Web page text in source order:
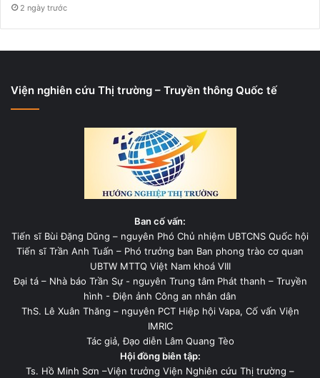
2 ngày trước
Viện nghiên cứu Thị trường – Truyền thông Quốc tế
Ban cố vấn:
Tiến sĩ Bùi Đặng Dũng – nguyên Phó Chủ nhiệm UBTCNS Quốc hội
Tiến sĩ Trần Anh Tuấn – Phó trưởng ban Ban phong trào cơ quan
UBTW MTTQ Việt Nam khoá VIII
Đại tá – Nhà báo Trần Sự - nguyên Trung tâm Phát thanh – Truyền
hình - Điện ảnh Công an nhân dân
ThS. Lê Xuân Thăng – nguyên PCT Hiệp hội Vapa, Cố vấn Viện
IMRIC
Tác giả, Đạo diễn Lâm Quang Tèo
Hội đồng biên tập:
Ts. Hồ Minh Sơn –Viện trưởng Viện Nghiên cứu Thị trường –